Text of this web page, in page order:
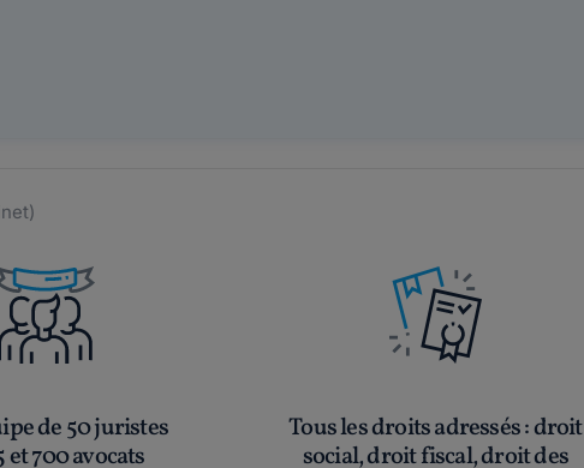
de 50 juristes
et 700 avocats
Tous les droits adressés: droit
social, droit fiscal, droit des